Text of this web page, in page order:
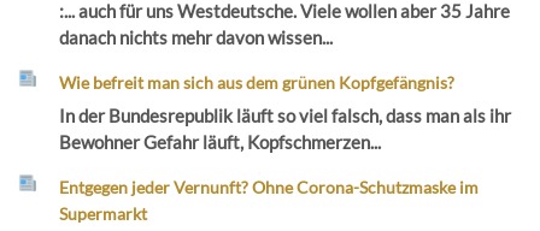
:... auch für uns Westdeutsche. Viele wollen aber 35 Jahre
danach nichts mehr davon wissen...
Wie befreit man sich aus dem grünen Kopfgefängnis?
In der Bundesrepublik läuft so viel falsch, dass man als ihr
Bewohner Gefahr läuft, Kopfschmerzen...
Entgegen jeder Vernunft? Ohne Corona-Schutzmaske im
Supermarkt